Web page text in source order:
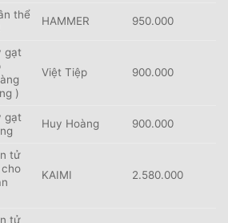
thể
HAMMER 950.000
gạt
)
Việt Tiệp 900.000
gạt
Huy Hoàng 900.000
tử
cho
KAIMI 2.580.000
tử